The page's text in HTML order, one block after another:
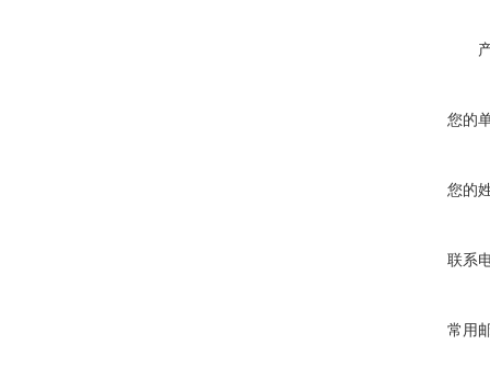
您的
您的
联系
常用